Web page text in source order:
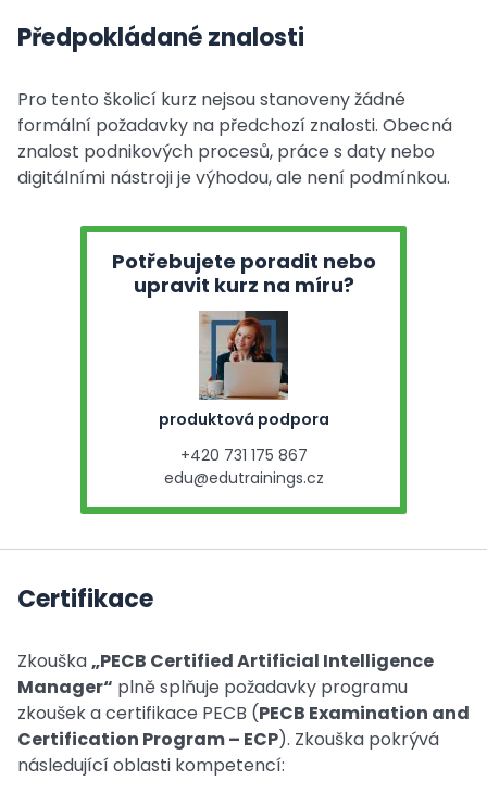
Předpokládané znalosti
Pro tento školicí kurz nejsou stanoveny žádné
formální požadavky na předchozí znalosti. Obecná
znalost podnikových procesů, práce s daty nebo
digitálními nástroji je výhodou, ale není podmínkou.
Potřebujete poradit nebo
upravit kurz na míru?
produktová podpora
+420 731 175 867
edu@edutrainings.cz
Certifikace
Zkouška„PECB Certified Artificial Intelligence
Manager“ plně splňuje požadavky programu
zkoušek a certifikace PECB (PECB Examination and
Certification Program – ECP). Zkouška pokrývá
následující oblasti kompetencí: